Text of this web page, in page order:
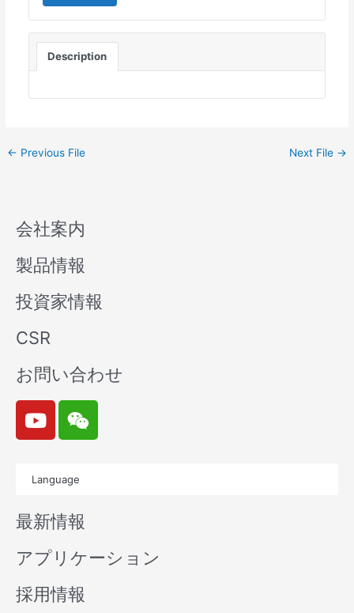
Description
← Previous File Next File →
会社案内
製品情報
投資家情報
CSR
お問い合わせ
Y
o
u
b
e
W
e
i
n
Language
最新情報
アプリケーション
採用情報